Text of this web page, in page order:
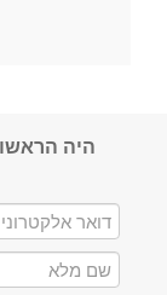
היה